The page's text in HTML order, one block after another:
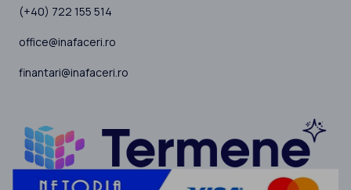
(+40) 722 155 514
office@inafaceri.ro
finantari@inafaceri.ro